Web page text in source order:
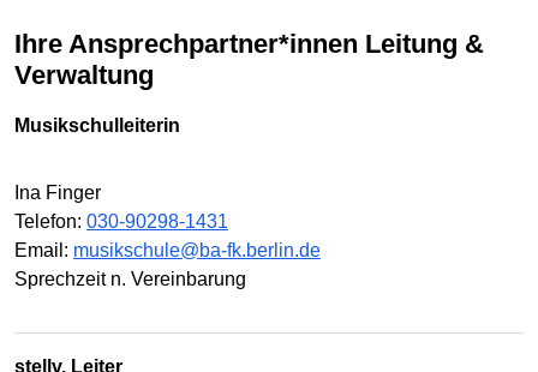
Ihre Ansprechpartner*innen Leitung &
Verwaltung
Musikschulleiterin
Ina Finger
Telefon: 030-90298-1431
Email: musikschule@ba-fk.berlin.de
Sprechzeit n. Vereinbarung
stellv. Leiter